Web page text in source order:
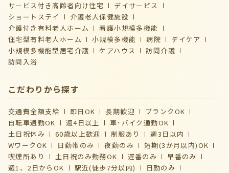
サービス付き高齢者向け住宅
デイサービス
ショートステイ
介護⽼⼈保健施設
介護付き有料老人ホーム
看護小規模多機能
住宅型有料老人ホーム
小規模多機能 病院
デイケア
⼩規模多機能型居宅介護
ケアハウス
訪問介護
訪問入浴
こだわりから探す
交通費全額支給 即日OK 長期歓迎
ブランクOK
自転車通勤OK
週4日以上
車･バイク通勤OK
土日祝休み
60歳以上歓迎 制服あり
週3日以内
WワークOK
日勤帯のみ 夜勤のみ
短期(3か月以内)OK
喫煙所あり
土日祝のみ勤務OK 遅番のみ
早番のみ
週1、2日からOK
駅近(徒歩7分以内)
日勤のみ